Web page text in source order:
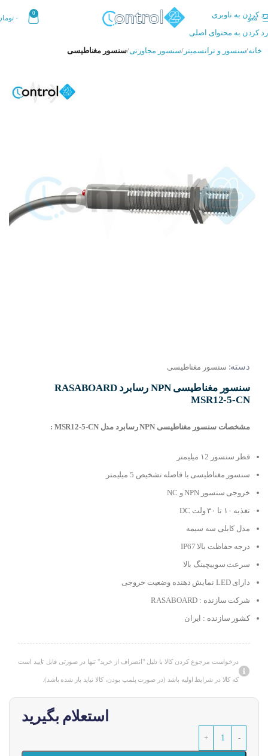
رد کردن به ناوبری
رد کردن به محتوای اصلی
منو
0
۰
خانه سنسور و ترانسمیتر سنسور مجاورتی سنسور مغناطیسی
دسته: سنسور مغناطیسی
سنسور مغناطیسی NPN رسابرد RASABOARD
MSR12-5-CN
مشخصات سنسور مغناطیسی NPN رسابرد مدل MSR12-5-CN :
قطر سنسور ۱2 میلیمتر
سنسور مغناطیسی با فاصله تشخیص 5 میلیمتر
خروجی سنسور NPN و NC
تغذیه ۱۰ تا ۳۰ ولت DC
مدل کابلی سه سیمه
درجه حفاظت بالا IP67
سرعت سوییچینگ بالا
دارای LED نمایش دهنده وضعیت خروجی
شرکت سازنده : RASABOARD
کشور سازنده : ایران
درخواست مرجوع کردن کالا با دلیل "انصراف از خرید" تنها در صورتی قابل تایید است
که کالا در شرایط اولیه باشد (در صورت پلمپ بودن، کالا نباید باز شده باشد).
استعلام بگیرید